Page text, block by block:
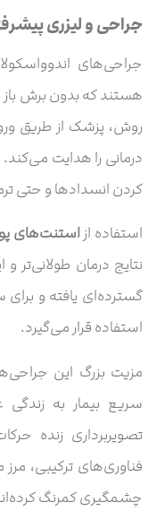
جراحی‌ و لیزری
جراحی‌های
هستند که بدون برش
روش، پزشک از طریق
درمانی را هدایت می‌کند.
کردن انسدادها و حتی
استفاده ازاستنت‌های
نتایج درمان طولانی‌تر و
گسترده‌ای یافته و برای
استفاده قرار می‌گیرد.
مزیت بزرگ این
سریع بیمار به
تصویربرداری زنده
فناوری‌های ترکیبی،
چشمگیری کمرنگ